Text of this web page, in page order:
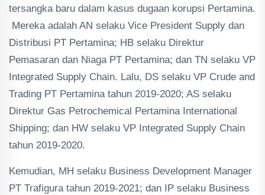
tersangka baru dalam kasus dugaan korupsi Pertamina.
Mereka adalah AN selaku Vice President Supply dan
Distribusi PT Pertamina; HB selaku Direktur
Pemasaran dan Niaga PT Pertamina; dan TN selaku VP
Integrated Supply Chain. Lalu, DS selaku VP Crude and
Trading PT Pertamina tahun 2019-2020; AS selaku
Direktur Gas Petrochemical Pertamina International
Shipping; dan HW selaku VP Integrated Supply Chain
tahun 2019-2020.
Kemudian, MH selaku Business Development Manager
PT Trafigura tahun 2019-2021; dan IP selaku Business